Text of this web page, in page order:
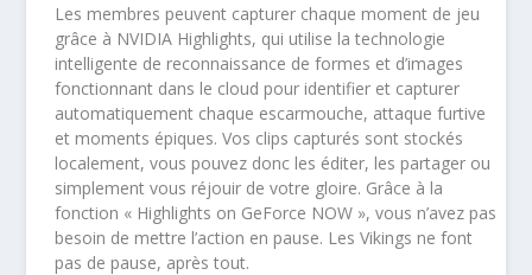
Les membres peuvent capturer chaque moment de jeu
grâce à NVIDIA Highlights, qui utilise la technologie
intelligente de reconnaissance de formes et d’images
fonctionnant dans le cloud pour identifier et capturer
automatiquement chaque escarmouche, attaque furtive
et moments épiques. Vos clips capturés sont stockés
localement, vous pouvez donc les éditer, les partager ou
simplement vous réjouir de votre gloire. Grâce à la
fonction « Highlights on GeForce NOW », vous n’avez pas
besoin de mettre l’action en pause. Les Vikings ne font
pas de pause, après tout.